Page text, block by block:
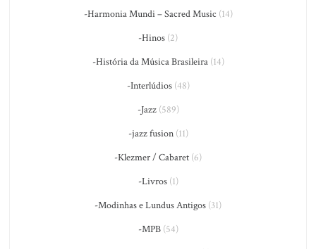
-Harmonia Mundi – Sacred Music (14)
-Hinos (2)
-História da Música Brasileira(14)
-Interlúdios(48)
-Jazz(589)
-jazz fusion(11)
-Klezmer / Cabaret (6)
-Livros(1)
-Modinhas e Lundus Antigos (31)
-MPB(54)